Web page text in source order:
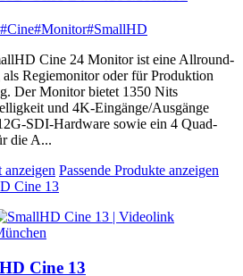
#Cine#Monitor#SmallHD
Cine 24 Monitor ist eine Allround-
Regiemonitor oder für Produktion
Der Monitor bietet 1350 Nits
und 4K-Eingänge/Ausgänge
SDI-Hardware sowie ein 4 Quad-
die A...
anzeigen Passende Produkte anzeigen
Cine 13
Cine 13